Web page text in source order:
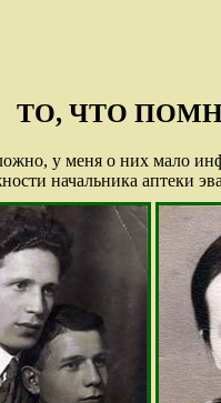
ТО, ЧТО
у меня о них мало
начальника аптеки